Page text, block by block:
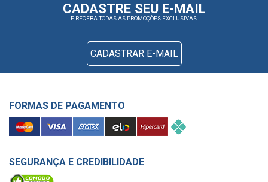
CADASTRE SEU E-MAIL
E RECEBA TODAS AS PROMOÇÕES EXCLUSIVAS.
CADASTRAR E-MAIL
FORMAS DE PAGAMENTO
SEGURANÇA E CREDIBILIDADE